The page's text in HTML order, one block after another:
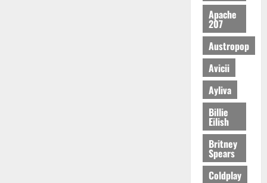
Apache
207
Austropop
Avicii
Ayliva
Billie
Eilish
Britney
Spears
Coldplay